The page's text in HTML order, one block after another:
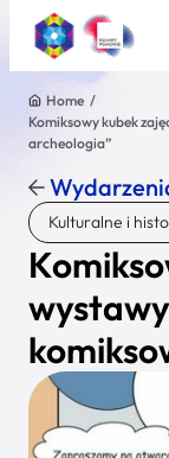
Znajdź
Znajdź
Nazwa atrakcji
Miasto
Kategoria
Home /
Komiksowy kubek
archeologia”
Kulturalne i